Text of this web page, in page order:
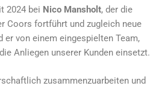
2024 bei Nico Mansholt, der die
Coors fortführt und zugleich neue
von einem eingespielten Team,
Anliegen unserer Kunden einsetzt.
zusammenzuarbeiten und